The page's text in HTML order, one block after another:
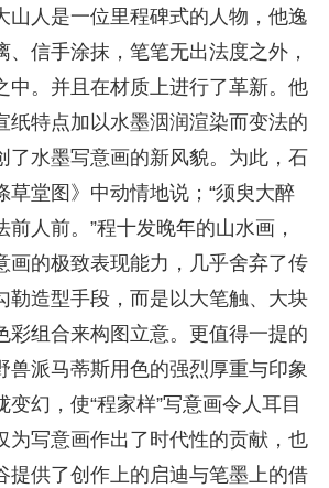
山人是一位里程碑式的人物，他逸
、信手涂抹，笔笔无出法度之外，
中。并且在材质上进行了革新。他
纸特点加以水墨洇润渲染而变法的
了水墨写意画的新风貌。为此，石
草堂图》中动情地说；“须臾大醉
人前。”程十发晚年的山水画，
画的极致表现能力，几乎舍弃了传
勒造型手段，而是以大笔触、大块
彩组合来构图立意。更值得一提的
兽派马蒂斯用色的强烈厚重与印象
幻，使“程家样”写意画令人耳目
为写意画作出了时代性的贡献，也
提供了创作上的启迪与笔墨上的借